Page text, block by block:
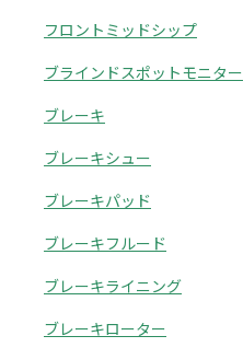
フロントミッドシップ
ブラインドスポットモニター
ブレーキ
ブレーキシュー
ブレーキパッド
ブレーキフルード
ブレーキライニング
ブレーキローター